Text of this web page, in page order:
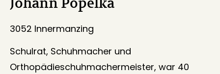
3052 Innermanzing
Schulrat, Schuhmacher und
Orthopädieschuhmachermeister, war 40